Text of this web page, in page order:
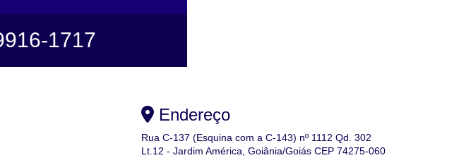
1717
Endereço
Rua C-137 (Esquina com a C-143) nº 1112 Qd. 302
Lt.12 - Jardim América, Goiânia/Goiás CEP 74275-060